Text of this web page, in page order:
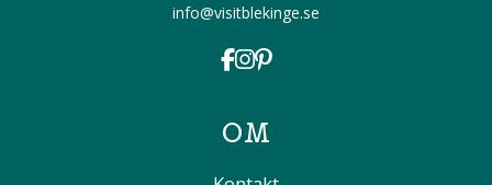
info@visitblekinge.se
OM